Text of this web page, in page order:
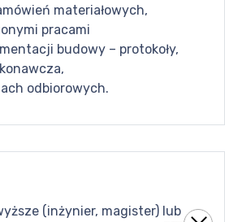
materiałowych,
pracami
budowy – protokoły,
odbiorowych.
(inżynier, magister) lub